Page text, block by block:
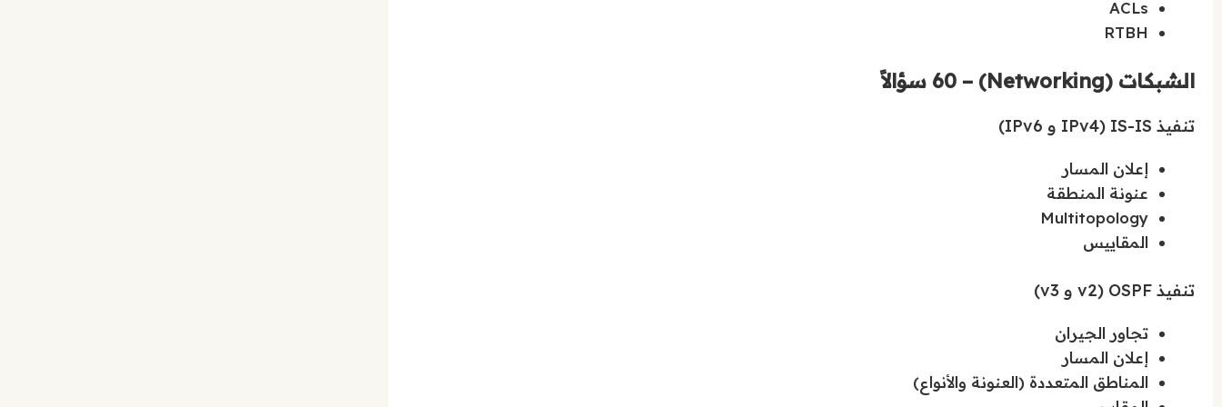
ACLs
RTBH
الشبكات (Networking) – 60 سؤالاً
تنفيذ IS-IS (IPv4 و IPv6)
إعلان المسار
عنونة المنطقة
Multitopology
المقاييس
تنفيذ OSPF (v2 و v3)
تجاور الجيران
إعلان المسار
المناطق المتعددة (العنونة والأنواع)